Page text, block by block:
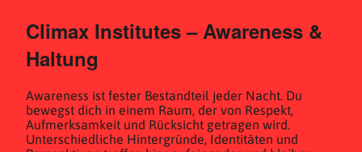
Climax Institutes – Awareness &
Haltung
Awareness ist fester Bestandteil jeder Nacht. Du
bewegst dich in einem Raum, der von Respekt,
Aufmerksamkeit und Rücksicht getragen wird.
Unterschiedliche Hintergründe, Identitäten und